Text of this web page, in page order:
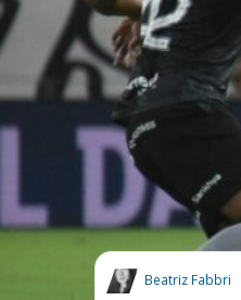
Beatriz Fabbri